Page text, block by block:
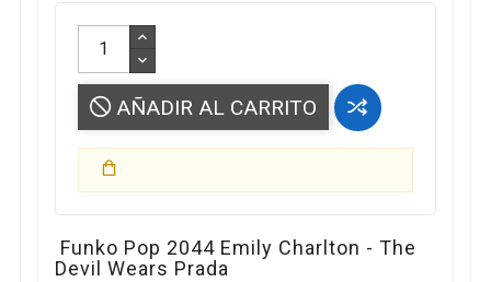
AÑADIR AL CARRITO
Funko Pop 2044 Emily Charlton - The
Devil Wears Prada